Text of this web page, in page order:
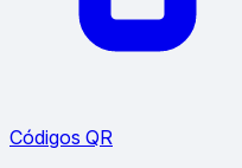
Códigos QR